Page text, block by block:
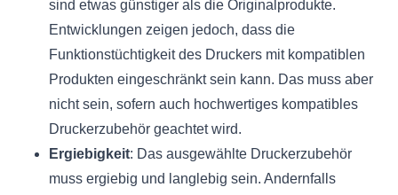
sind etwas günstiger als die Originalprodukte.
Entwicklungen zeigen jedoch, dass die
Funktionstüchtigkeit des Druckers mit kompatiblen
Produkten eingeschränkt sein kann. Das muss aber
nicht sein, sofern auch hochwertiges kompatibles
Druckerzubehör geachtet wird.
Ergiebigkeit: Das ausgewählte Druckerzubehör
muss ergiebig und langlebig sein. Andernfalls